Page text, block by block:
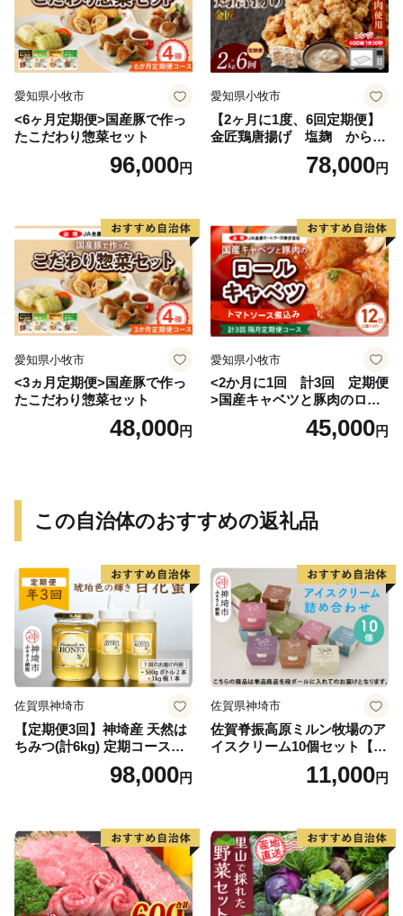
愛知県小牧市
<6ヶ月定期便>国産豚で作っ
たこだわり惣菜セット
96,000円
愛知県小牧市
【2ヶ月に1度、6回定期便】
金匠鶏唐揚げ 塩麹 からあ
78,000円
愛知県小牧市
<3ヵ月定期便>国産豚で作っ
たこだわり惣菜セット
48,000円
愛知県小牧市
<2か月に1回 計3回 定期便
>国産キャベツと豚肉のロー
ルキャベツ（6P入り）
45,000円
この自治体のおすすめの返礼品
佐賀県神埼市
【定期便3回】神埼産 天然は
ちみつ(計6kg) 定期コースH
【国産 神埼産 おすすめ 無添
加 贈り物 定期便】(H049133)
98,000円
佐賀県神埼市
佐賀脊振高原ミルン牧場のア
イスクリーム10個セット【手
作り 濃厚 生乳 ミルク バニラ
抹茶 チョコ ストロベリー ラ
11,000円